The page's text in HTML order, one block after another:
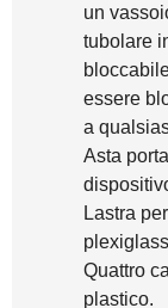
un
tubolare
essere
a
Asta
Lastra
Quattro
plastico.